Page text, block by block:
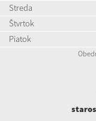
Streda
Štvrtok
Piatok